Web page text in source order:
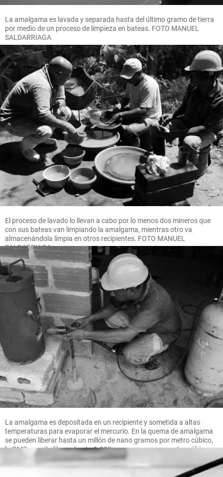
La amalgama es lavada y separada hasta del último gramo de tierra
por medio de un proceso de limpieza en bateas. FOTO MANUEL
SALDARRIAGA
El proceso de lavado lo llevan a cabo por lo menos dos mineros que
con sus bateas van limpiando la amalgama, mientras otro va
almacenándola limpia en otros recipientes. FOTO MANUEL
SALDARRIAGA
La amalgama es depositada en un recipiente y sometida a altas
temperaturas para evaporar el mercurio. En la quema de amalgama
se pueden liberar hasta un millón de nano gramos por metro cúbico,
la OMS permite liberar hasta 1.000 nano gramos por metro cúbico.